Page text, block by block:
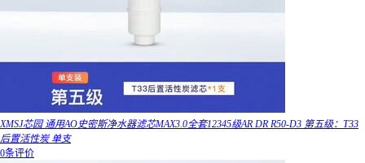
XMSJ芯园 通用AO史密斯净水器滤芯MAX3.0全套12345级AR DR R50-D3 第五级：T33
后置活性炭 单支
0条评价